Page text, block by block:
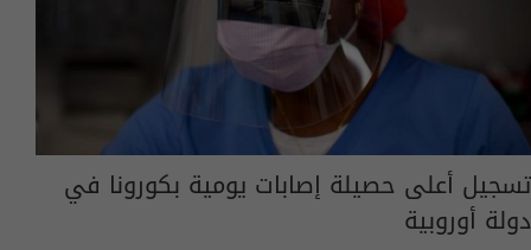
تسجيل أعلى حصيلة إصابات يومية بكورونا في
دولة أوروبية